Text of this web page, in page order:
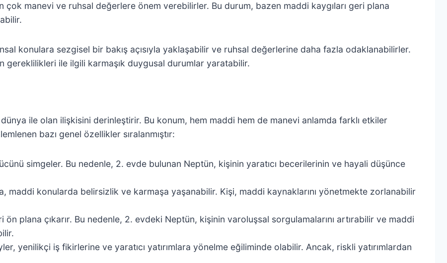
çok manevi ve ruhsal değerlere önem verebilirler. Bu durum, bazen maddi kaygıları geri plana
konulara sezgisel bir bakış açısıyla yaklaşabilir ve ruhsal değerlerine daha fazla odaklanabilirler.
gereklilikleri ile ilgili karmaşık duygusal durumlar yaratabilir.
ile olan ilişkisini derinleştirir. Bu konum, hem maddi hem de manevi anlamda farklı etkiler
bazı genel özellikler sıralanmıştır:
simgeler. Bu nedenle, 2. evde bulunan Neptün, kişinin yaratıcı becerilerinin ve hayali düşünce
maddi konularda belirsizlik ve karmaşa yaşanabilir. Kişi, maddi kaynaklarını yönetmekte zorlanabilir
plana çıkarır. Bu nedenle, 2. evdeki Neptün, kişinin varoluşsal sorgulamalarını artırabilir ve maddi
yenilikçi iş fikirlerine ve yaratıcı yatırımlara yönelme eğiliminde olabilir. Ancak, riskli yatırımlardan